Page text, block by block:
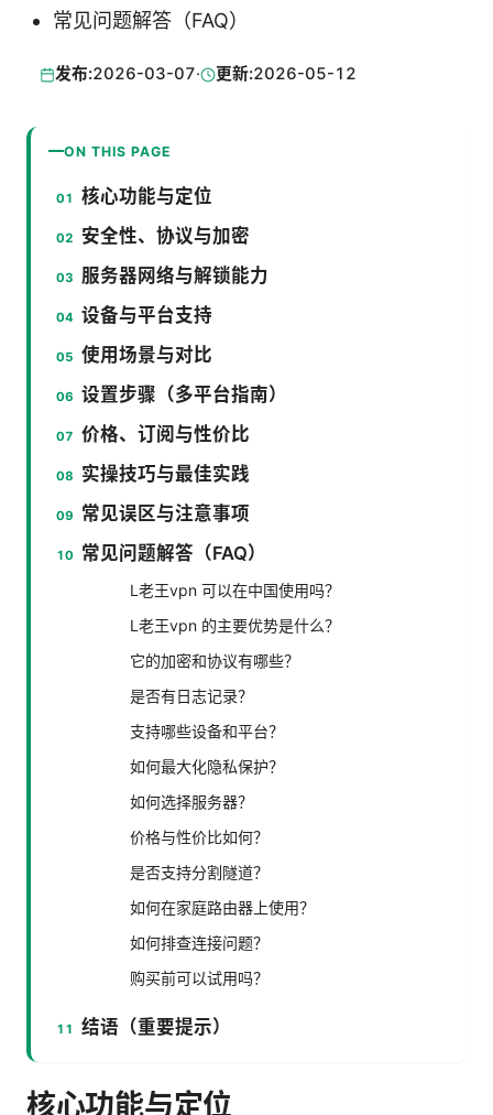
常见问题解答（FAQ）
发布:2026-03-07· 更新:2026-05-12
ON THIS PAGE
核心功能与定位
安全性、协议与加密
服务器网络与解锁能力
设备与平台支持
使用场景与对比
设置步骤（多平台指南）
价格、订阅与性价比
实操技巧与最佳实践
常见误区与注意事项
常见问题解答（FAQ）
L老王vpn 可以在中国使用吗？
L老王vpn 的主要优势是什么？
它的加密和协议有哪些？
是否有日志记录？
支持哪些设备和平台？
如何最大化隐私保护？
如何选择服务器？
价格与性价比如何？
是否支持分割隧道？
如何在家庭路由器上使用？
如何排查连接问题？
购买前可以试用吗？
结语（重要提示）
核心功能与定位